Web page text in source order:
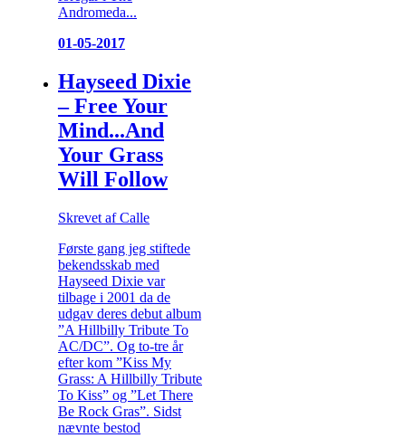
Andromeda...
01-05-2017
Hayseed Dixie
– Free Your
Mind...And
Your Grass
Will Follow
Skrevet af Calle
Første gang jeg stiftede
bekendsskab med
Hayseed Dixie var
tilbage i 2001 da de
udgav deres debut album
”A Hillbilly Tribute To
AC/DC”. Og to-tre år
efter kom ”Kiss My
Grass: A Hillbilly Tribute
To Kiss” og ”Let There
Be Rock Gras”. Sidst
nævnte bestod